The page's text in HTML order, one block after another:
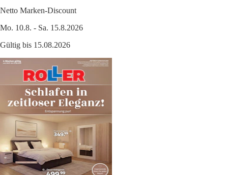
Netto Marken-Discount
Mo. 10.8. - Sa. 15.8.2026
Gültig bis 15.08.2026